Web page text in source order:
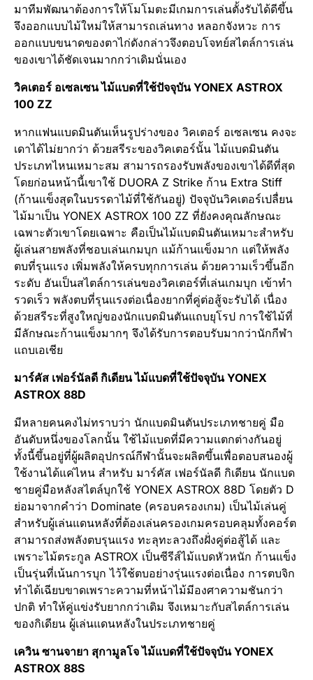
มาทีมพัฒนาต้องการให้โมโมตะมีเกมการเล่นตั้งรับได้ดีขึ้น
จึงออกแบบไม้ใหม่ให้สามารถเล่นทาง หลอกจังหวะ การ
ออกแบบขนาดของตาไก่ดังกล่าวจึงตอบโจทย์สไตล์การเล่น
ของเขาได้ชัดเจนมากกว่าเดิมนั่นเอง
วิคเตอร์ อเซลเซน ไม้แบดที่ใช้ปัจจุบันYONEX ASTROX
100 ZZ
หากแฟนแบดมินตันเห็นรูปร่างของ วิคเตอร์ อเซลเซน คงจะ
เดาได้ไม่ยากว่า ด้วยสรีระของวิคเตอร์นั้น ไม้แบดมินตัน
ประเภทไหนเหมาะสม สามารถรองรับพลังของเขาได้ดีที่สุด
โดยก่อนหน้านี้เขาใช้ DUORA Z Strike ก้าน Extra Stiff
(ก้านแข็งสุดในบรรดาไม้ที่ใช้กันอยู่) ปัจจุบันวิคเตอร์เปลื่ยน
ไม้มาเป็น YONEX ASTROX 100 ZZ ที่ยังคงคุณลักษณะ
เฉพาะตัวเขาโดยเฉพาะ คือเป็นไม้แบดมินตันเหมาะสำหรับ
ผู้เล่นสายพลังที่ชอบเล่นเกมบุก แม้ก้านแข็งมาก แต่ให้พลัง
ตบที่รุนแรง เพิ่มพลังให้ครบทุกการเล่น ด้วยความเร็วขึ้นอีก
ระดับ อันเป็นสไตล์การเล่นของวิคเตอร์ที่เล่นเกมบุก เข้าทำ
รวดเร็ว พลังตบที่รุนแรงต่อเนื่องยากที่คู่ต่อสู้จะรับได้ เนื่อง
ด้วยสรีระที่สูงใหญ่ของนักแบดมินตันแถบยุโรป การใช้ไม้ที่
มีลักษณะก้านแข็งมากๆ จึงได้รับการตอบรับมากว่านักกีฬา
แถบเอเชีย
มาร์คัส เฟอร์นัลดี กิเดียน ไม้แบดที่ใช้ปัจจุบันYONEX
ASTROX 88D
มีหลายคนคงไม่ทราบว่า นักแบดมินตันประเภทชายคู่ มือ
อันดับหนึ่งของโลกนั้น ใช้ไม้แบดที่มีความแตกต่างกันอยู่
ทั้งนี้ขึ้นอยู่ที่ผู้ผลิตอุปกรณ์กีฬานั้นจะผลิตขึ้นเพื่อตอบสนองผู้
ใช้งานได้แค่ไหน สำหรับ มาร์คัส เฟอร์นัลดี กิเดียน นักแบด
ชายคู่มือหลังสไตล์บุกใช้ YONEX ASTROX 88D โดยตัว D
ย่อมาจากคำว่า Dominate (ครอบครองเกม) เป็นไม้เล่นคู่
สำหรับผู้เล่นแดนหลังที่ต้องเล่นครองเกมครอบคลุมทั้งคอร์ต
สามารถส่งพลังตบรุนแรง ทะลุทะลวงถึงฝั่งคู่ต่อสู้ได้ และ
เพราะไม้ตระกูล ASTROX เป็นซีรีส์ไม้แบดหัวหนัก ก้านแข็ง
เป็นรุ่นที่เน้นการบุก ไว้ใช้ตบอย่างรุ่นแรงต่อเนื่อง การตบจิก
ทำได้เฉียบขาดเพราะความที่หน้าไม้มีองศาความชันกว่า
ปกติ ทำให้คู่แข่งรับยากกว่าเดิม จึงเหมาะกับสไตล์การเล่น
ของกิเดียน ผู้เล่นแดนหลังในประเภทชายคู่
เควิน ซานจายา สุกามูลโจ ไม้แบดที่ใช้ปัจจุบันYONEX
ASTROX 88S